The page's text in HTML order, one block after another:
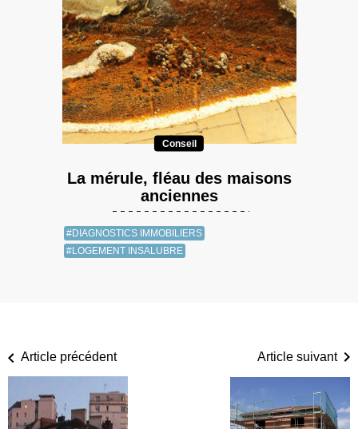
Conseil
La mérule, fléau des maisons
anciennes
#DIAGNOSTICS IMMOBILIERS
#LOGEMENT INSALUBRE
Article précédent Article suivant